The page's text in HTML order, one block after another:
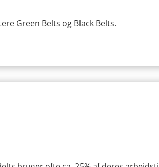
Green Belts og Black Belts.